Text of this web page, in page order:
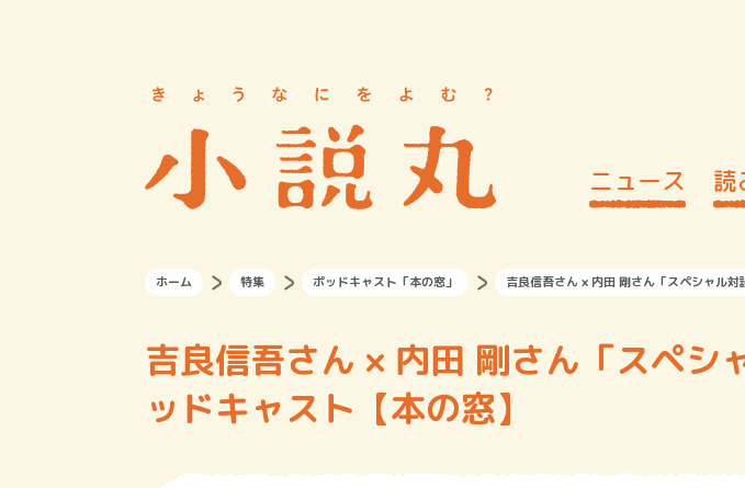
ニュース 読
ホーム 特集 ポッドキャスト「本の窓」 吉良信吾さん × 内田 剛さん「スペシャル
吉良信吾さん × 内田 剛さん「スペ
ッドキャスト【本の窓】